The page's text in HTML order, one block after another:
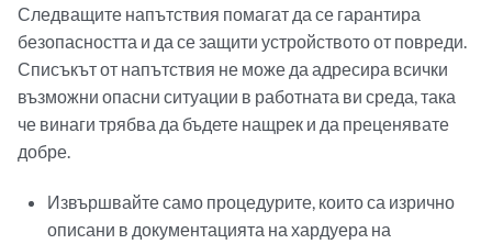
Следващите напътствия помагат да се гарантира
безопасността и да се защити устройството от повреди.
Списъкът от напътствия не може да адресира всички
възможни опасни ситуации в работната ви среда, така
че винаги трябва да бъдете нащрек и да преценявате
добре.
Извършвайте само процедурите, които са изрично
описани в документацията на хардуера на